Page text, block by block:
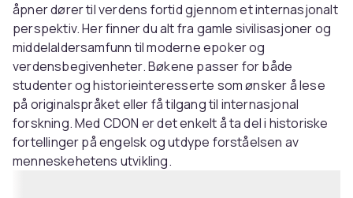
åpner dører til verdens fortid gjennom et internasjonalt
perspektiv. Her finner du alt fra gamle sivilisasjoner og
middelaldersamfunn til moderne epoker og
verdensbegivenheter. Bøkene passer for både
studenter og historieinteresserte som ønsker å lese
på originalspråket eller få tilgang til internasjonal
forskning. Med CDON er det enkelt å ta del i historiske
fortellinger på engelsk og utdype forståelsen av
menneskehetens utvikling.